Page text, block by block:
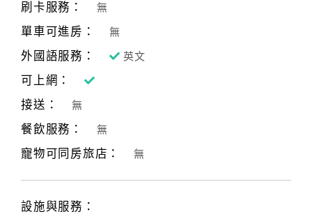
刷卡服務： 無
單車可進房： 無
外國語服務： 英文
可上網：
接送：
無
餐飲服務： 無
寵物可同房旅店： 無
設施與服務：